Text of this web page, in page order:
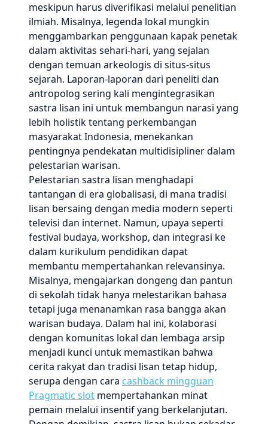
meskipun harus diverifikasi melalui penelitian
ilmiah. Misalnya, legenda lokal mungkin
menggambarkan penggunaan kapak penetak
dalam aktivitas sehari-hari, yang sejalan
dengan temuan arkeologis di situs-situs
sejarah. Laporan-laporan dari peneliti dan
antropolog sering kali mengintegrasikan
sastra lisan ini untuk membangun narasi yang
lebih holistik tentang perkembangan
masyarakat Indonesia, menekankan
pentingnya pendekatan multidisipliner dalam
pelestarian warisan.
Pelestarian sastra lisan menghadapi
tantangan di era globalisasi, di mana tradisi
lisan bersaing dengan media modern seperti
televisi dan internet. Namun, upaya seperti
festival budaya, workshop, dan integrasi ke
dalam kurikulum pendidikan dapat
membantu mempertahankan relevansinya.
Misalnya, mengajarkan dongeng dan pantun
di sekolah tidak hanya melestarikan bahasa
tetapi juga menanamkan rasa bangga akan
warisan budaya. Dalam hal ini, kolaborasi
dengan komunitas lokal dan lembaga arsip
menjadi kunci untuk memastikan bahwa
cerita rakyat dan tradisi lisan tetap hidup,
serupa dengan cara cashback mingguan
Pragmatic slot mempertahankan minat
pemain melalui insentif yang berkelanjutan.